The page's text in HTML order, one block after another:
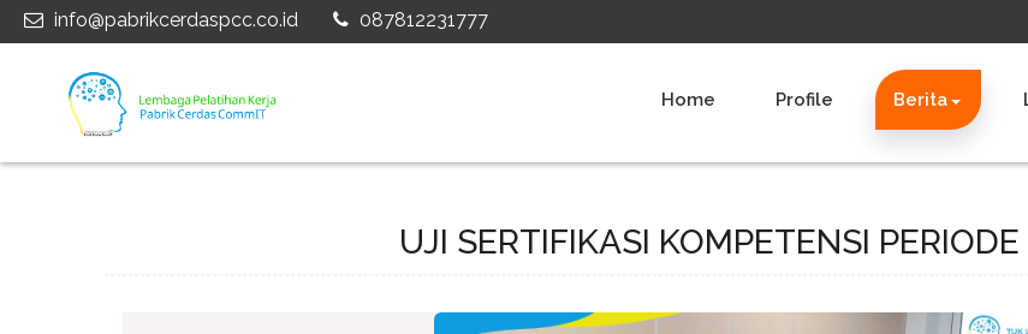
info@pabrikcerdaspcc.co.id 087812231777
Home Profile Berita
UJI SERTIFIKASI KOMPETENSI